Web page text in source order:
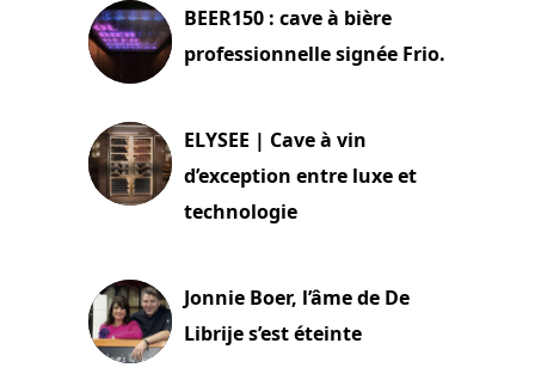
BEER150 : cave à bière
professionnelle signée Frio.
ELYSEE | Cave à vin
d’exception entre luxe et
technologie
Jonnie Boer, l’âme de De
Librije s’est éteinte